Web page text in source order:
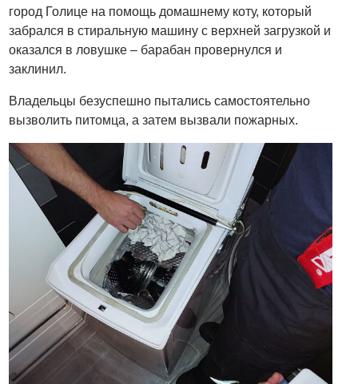
город Голице на помощь домашнему коту, который
забрался в стиральную машину с верхней загрузкой и
оказался в ловушке – барабан провернулся и
заклинил.
Владельцы безуспешно пытались самостоятельно
вызволить питомца, а затем вызвали пожарных.